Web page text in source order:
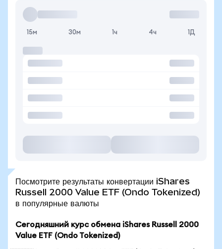
15м 30м 1ч 4ч 1Д
Посмотрите результаты конвертации iShares
Russell 2000 Value ETF (Ondo Tokenized)
в популярные валюты
Сегодняшний курс обмена iShares Russell 2000
Value ETF (Ondo Tokenized)